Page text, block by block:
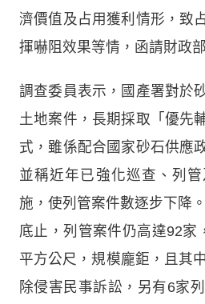
濟價值及占用獲利情形，致
揮嚇阻效果等情，函請財政
調查委員表示，國產署對於
土地案件，長期採取「優先
式，雖係配合國家砂石供應
並稱近年已強化巡查、列
施，使列管案件數逐步下降
底止，列管案件仍高達92家
平方公尺，規模龐鉅，且其
除侵害民事訴訟，另有6家